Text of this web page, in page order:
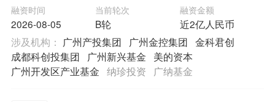
融资时间
2026-08-05
当前轮次
B轮
融资金额
近2亿人民币
涉及机构： 广州产投集团 广州金控集团 金科君创
成都科创投集团
广州新兴基金
美的资本
广州开发区产业基金 纳珍投资 广纳基金